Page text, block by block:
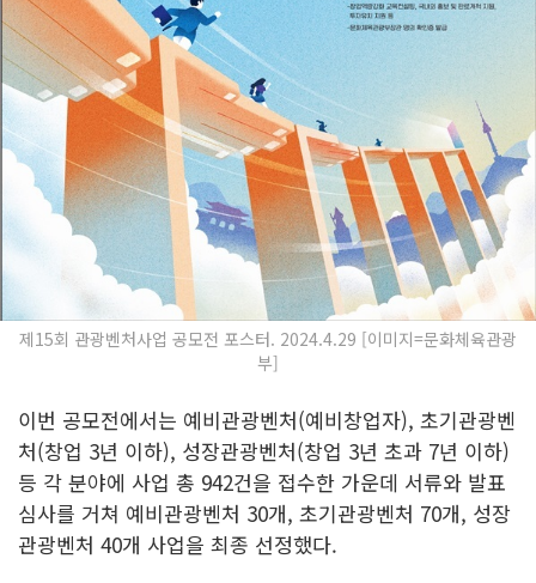
제15회 관광벤처사업 공모전 포스터. 2024.4.29 [이미지=문화체육관광
부]
이번 공모전에서는 예비관광벤처(예비창업자), 초기관광벤
처(창업 3년 이하), 성장관광벤처(창업 3년 초과 7년 이하)
등 각 분야에 사업 총 942건을 접수한 가운데 서류와 발표
심사를 거쳐 예비관광벤처 30개, 초기관광벤처 70개, 성장
관광벤처 40개 사업을 최종 선정했다.